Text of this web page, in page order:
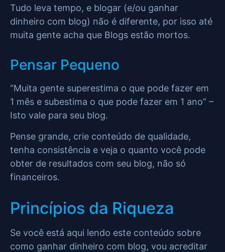
Tudo leva tempo, e blogar (e/ou ganhar
dinheiro com blog) não é diferente, por isso até
muita gente acha que Blogs estão mortos.
Pensar Pequeno
“Muita gente superestima o que pode fazer em
1 mês e subestima o que pode fazer em 1 ano” –
Isto vale para seu blog.
Pense grande, crie conteúdo de qualidade,
tenha consistência e veja o quanto você pode
obter de resultados com seu blog, não só
financeiros.
Princípios da Riqueza
Se você está aqui lendo este conteúdo sobre
como ganhar dinheiro com blog, vou acreditar